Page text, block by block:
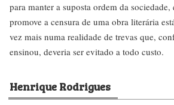
para manter a suposta ordem da
promove a censura de uma obra literária
vez mais numa realidade de trevas que,
ensinou, deveria ser evitado a todo custo.
Henrique Rodrigues